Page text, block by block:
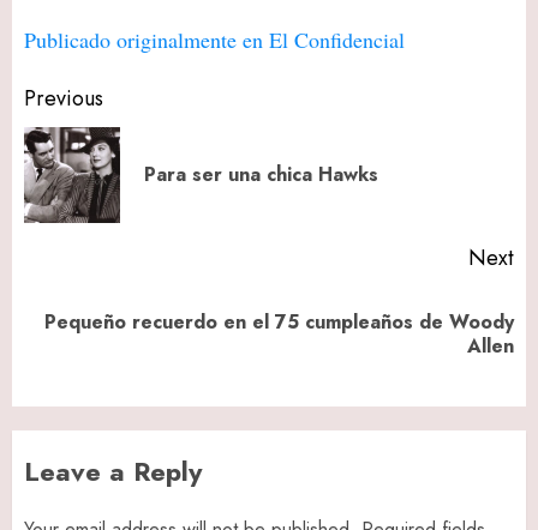
Publicado originalmente en El Confidencial
Post
navigation
Previous
Para ser una chica Hawks
Next
Next
Pequeño recuerdo en el 75 cumpleaños de Woody
Allen
Leave a Reply